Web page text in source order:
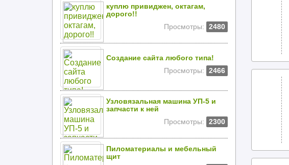
куплю привиджен, октагам,
дорого!!
Просмотры:
2480
Создание сайта любого типа!
Просмотры:
2466
Узловязальная машина УП-5 и
запчасти к ней
Просмотры:
2300
Пиломатериалы и мебельный
щит